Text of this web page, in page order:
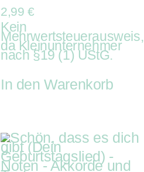
2,99€
Kein
Mehrwertsteuerausweis,
da Kleinunternehmer
nach §19 (1) UStG.
In den Warenkorb